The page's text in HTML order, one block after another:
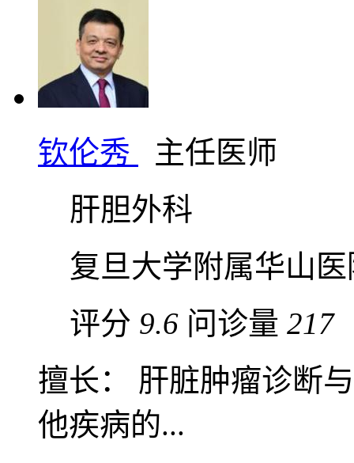
钦伦秀
主任医师
肝胆外科
复旦大学附属华山医
评分 9.6 问诊量 217
擅长： 肝脏肿瘤诊断
他疾病的...